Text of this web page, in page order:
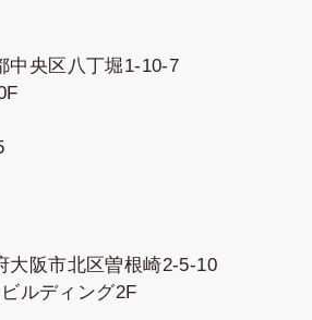
中央区八丁堀1-10-7
大阪市北区曽根崎2-5-10
ルディング2F